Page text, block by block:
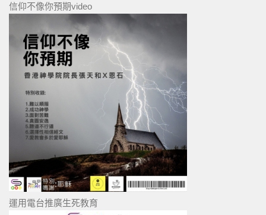
信仰不像你預期video
運用電台推廣生死教育